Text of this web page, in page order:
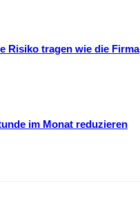
Risiko tragen wie die Firma
im Monat reduzieren